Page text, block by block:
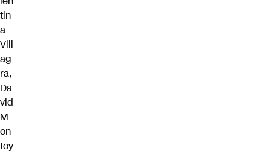
tin
a
Vill
ag
ra,
Da
vid
M
on
toy